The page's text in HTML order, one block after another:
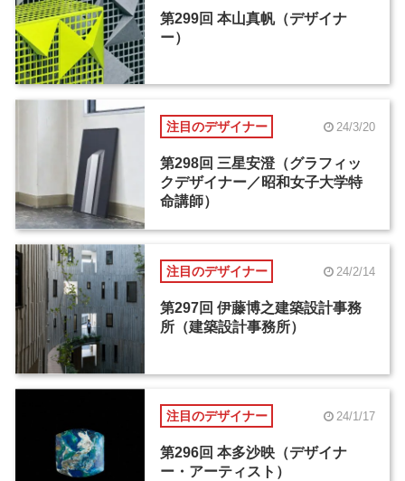
第299回 本山真帆（デザイナ
ー）
注目のデザイナー 24/3/20
第298回 三星安澄（グラフィッ
クデザイナー／昭和女子大学特
命講師）
注目のデザイナー 24/2/14
第297回 伊藤博之建築設計事務
所（建築設計事務所）
注目のデザイナー 24/1/17
第296回 本多沙映（デザイナ
ー・アーティスト）